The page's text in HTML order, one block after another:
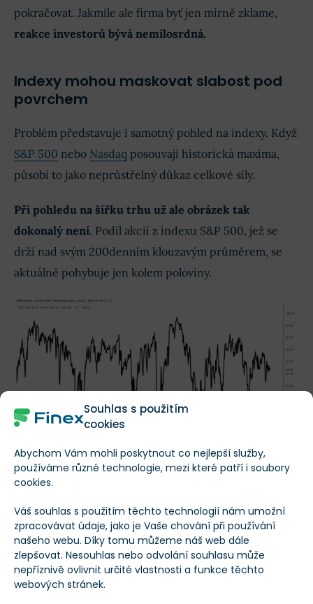
Souhlas s použitím
cookies
Abychom Vám mohli poskytnout co nejlepší služby,
používáme různé technologie, mezi které patří i soubory
cookies.
Váš souhlas s použitím těchto technologií nám umožní
zpracovávat údaje, jako je Vaše chování při používání
našeho webu. Díky tomu můžeme náš web dále
zlepšovat. Nesouhlas nebo odvolání souhlasu může
nepříznivě ovlivnit určité vlastnosti a funkce těchto
webových stránek.
pokračovat. Jakmile ale firma byť jen mírně zklame,
reakce investorů bývá nemilosrdná.
Indexy mohou maskovat slabost pod
povrchem
Problém představuje i samotný pohled na indexy. Když
S&P 500 nebo Nasdaq posouvají historická maxima,
působí to jako neprůstřelný důkaz celkové síly.
Při pohledu na šířku trhu už ale obrázek tak
dokonalý není. Podíl akcií z indexu S&P 500, jež se
drží nad svým 200denním klouzavým průměrem, se
aktuálně pohybuje jen kolem poloviny.
Podíl společností v indexu S&P 500 nad 200denním klouzavým
To jasně ukazuje, že ačkoliv index trhá rekordy,
zdaleka ne celý trh tento růstový trend potvrzuje.
Jinými slovy:index táhnou nahoru převážně ty
největší firmy